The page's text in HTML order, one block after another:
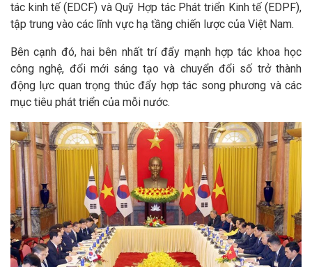
tác kinh tế (EDCF) và Quỹ Hợp tác Phát triển Kinh tế (EDPF),
tập trung vào các lĩnh vực hạ tầng chiến lược của Việt Nam.
Bên cạnh đó, hai bên nhất trí đẩy mạnh hợp tác khoa học
công nghệ, đổi mới sáng tạo và chuyển đổi số trở thành
động lực quan trọng thúc đẩy hợp tác song phương và các
mục tiêu phát triển của mỗi nước.